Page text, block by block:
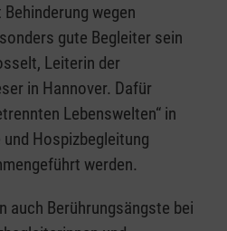
wegen
gute Begleiter sein
Leiterin der
in Hannover. Dafür
Lebenswelten“ in
Hospizbegleitung
werden.
auch Berührungsängste bei